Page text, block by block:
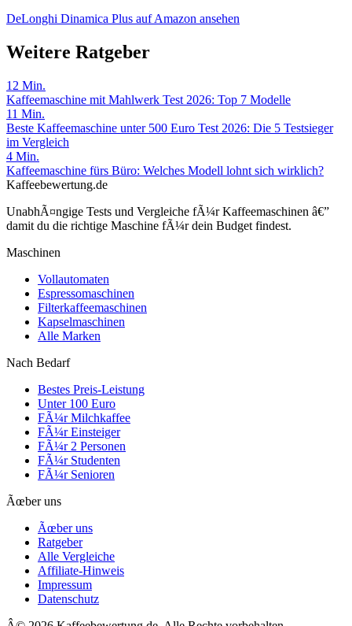
DeLonghi Dinamica Plus auf Amazon ansehen
Weitere Ratgeber
12 Min.
Kaffeemaschine mit Mahlwerk Test 2026: Top 7 Modelle
11 Min.
Beste Kaffeemaschine unter 500 Euro Test 2026: Die 5 Testsieger
im Vergleich
4 Min.
Kaffeemaschine fürs Büro: Welches Modell lohnt sich wirklich?
Kaffeebewertung.de
UnabhÃ¤ngige Tests und Vergleiche fÃ¼r Kaffeemaschinen â€”
damit du die richtige Maschine fÃ¼r dein Budget findest.
Maschinen
Vollautomaten
Espressomaschinen
Filterkaffeemaschinen
Kapselmaschinen
Alle Marken
Nach Bedarf
Bestes Preis-Leistung
Unter 100 Euro
FÃ¼r Milchkaffee
FÃ¼r Einsteiger
FÃ¼r 2 Personen
FÃ¼r Studenten
FÃ¼r Senioren
Ãœber uns
Ãœber uns
Ratgeber
Alle Vergleiche
Affiliate-Hinweis
Impressum
Datenschutz